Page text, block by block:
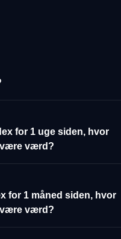
for 1 uge siden, hvor
være værd?
for 1 måned siden, hvor
være værd?